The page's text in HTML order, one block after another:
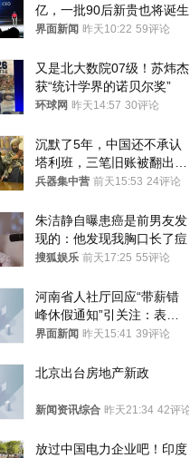
亿，一批90后新贵也将诞生
界面新闻 昨天10:22 59评论
又是北大数院07级！苏炜杰
获“统计学界的诺贝尔奖”
环球网 昨天14:57 30评论
沉默了5年，中国还不承认
塔利班，三笔旧账被翻出，
最大风险出现
兵器集中营 前天15:53 24评论
朱洁静自曝患癌是前男友发
现的：他发现我胸口长了痘
搜狐娱乐 前天17:25 55评论
河南省人社厅回应“带薪错
峰休假通知”引关注：表述
不够准确，待修改后印发
界面新闻 昨天15:41 39评论
北京出台房地产新政
新闻资讯综合 昨天21:34 42评论
放过中国电力企业吧！印度